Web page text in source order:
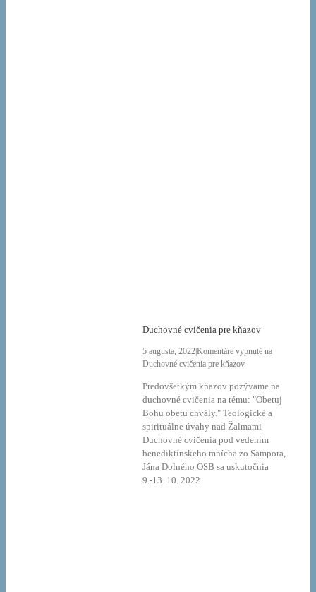
Duchovné cvičenia pre kňazov
5 augusta, 2022Komentáre vypnuté na
Duchovné cvičenia pre kňazov
Predovšetkým kňazov pozývame na
duchovné cvičenia na tému: "Obetuj
Bohu obetu chvály." Teologické a
spirituálne úvahy nad Žalmami
Duchovné cvičenia pod vedením
benediktínskeho mnícha zo Sampora,
Jána Dolného OSB sa uskutočnia
9.-13. 10. 2022